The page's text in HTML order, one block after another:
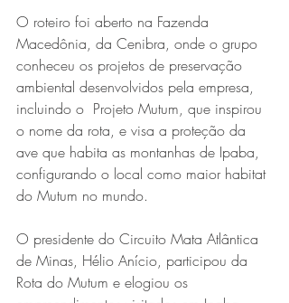
Série MPB abre temporada de
shows em Ipatinga com Flávio
Venturini
O roteiro foi aberto na Fazenda
Macedônia, da Cenibra, onde o grupo
conheceu os projetos de preservação
ambiental desenvolvidos pela empresa,
incluindo o  Projeto Mutum, que inspirou
o nome da rota, e visa a proteção da
ave que habita as montanhas de Ipaba,
configurando o local como maior habitat
do Mutum no mundo.
O presidente do Circuito Mata Atlântica
de Minas, Hélio Anício, participou da
Rota do Mutum e elogiou os